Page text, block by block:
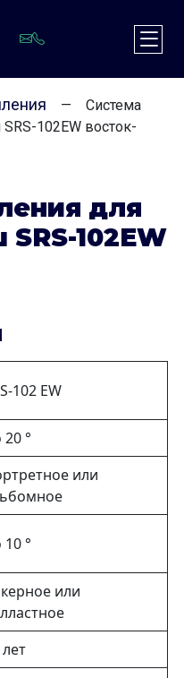
—
Система
102EW восток-
для
102EW
102 EW
°
или
°
или